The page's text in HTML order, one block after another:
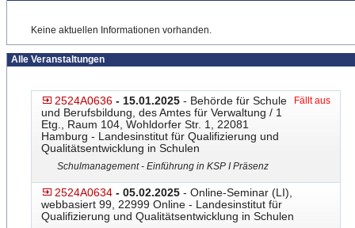
Keine aktuellen Informationen vorhanden.
Alle Veranstaltungen
2524A0636 - 15.01.2025 - Behörde für Schule
und Berufsbildung, des Amtes für Verwaltung / 1
Etg., Raum 104, Wohldorfer Str. 1, 22081
Hamburg - Landesinstitut für Qualifizierung und
Qualitätsentwicklung in Schulen
Fällt aus
Schulmanagement - Einführung in KSP I Präsenz
2524A0634 - 05.02.2025 - Online-Seminar (LI),
webbasiert 99, 22999 Online - Landesinstitut für
Qualifizierung und Qualitätsentwicklung in Schulen